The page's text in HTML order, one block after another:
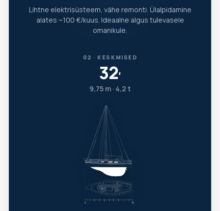
Lihtne elektrisüsteem, vähe remonti. Ülalpidamine
alates ~100 €/kuus. Ideaalne algus tulevasele
omanikule.
02 · KESKMISED
32′
9,75 m · 4,2 t